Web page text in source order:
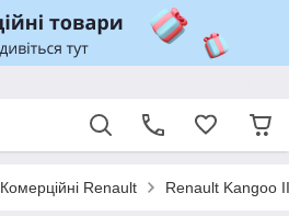
Комерційні Renault Renault Kangoo